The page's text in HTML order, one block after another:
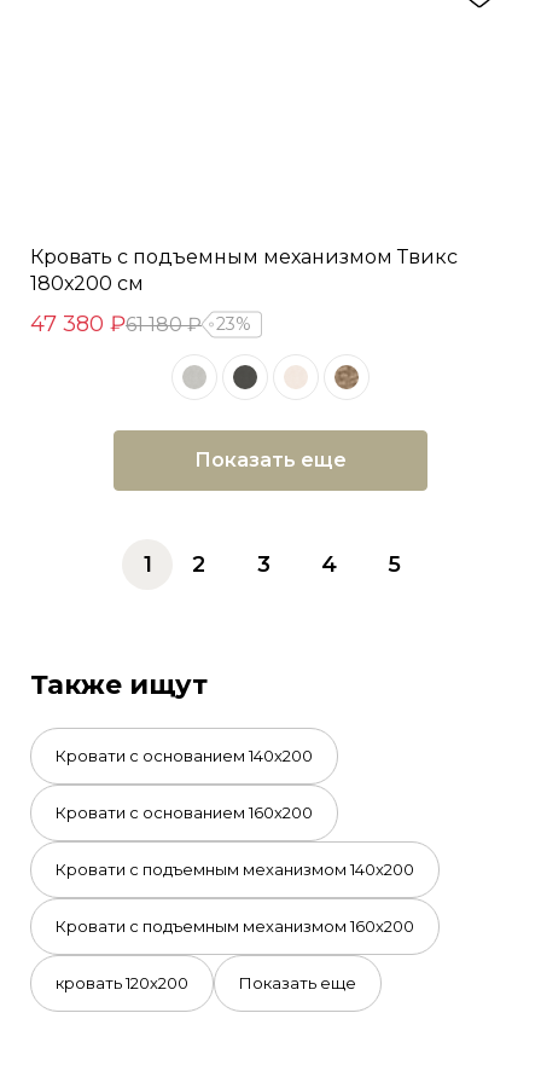
Кровать с подъемным механизмом Твикс
180х200 см
47 380 ₽61 180 ₽ 23%
Показать еще
1 2 3 4 5
Также ищут
Кровати с основанием 140х200
Кровати с основанием 160х200
Кровати с подъемным механизмом 140х200
Кровати с подъемным механизмом 160х200
кровать 120х200 Показать еще